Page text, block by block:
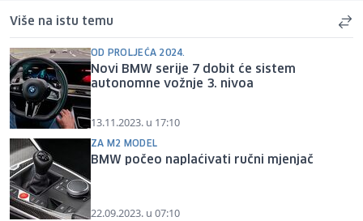
Više na istu temu
OD PROLJEĆA 2024.
Novi BMW serije 7 dobit će sistem
autonomne vožnje 3. nivoa
13.11.2023. u 17:10
ZA M2 MODEL
BMW počeo naplaćivati ručni mjenjač
22.09.2023. u 07:10